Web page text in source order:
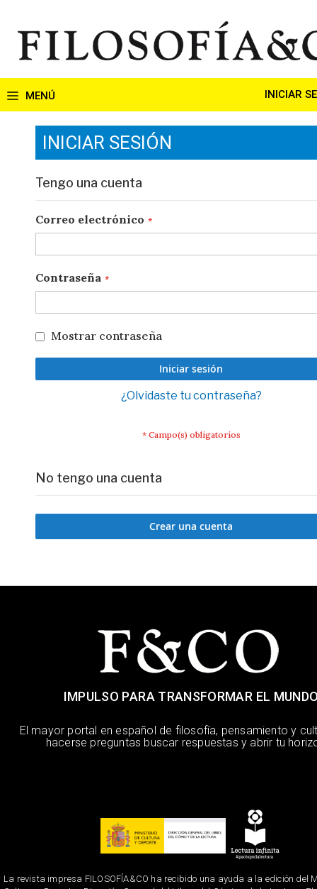
contenido
INICIAR
INICIAR SESIÓN
Tengo una cuenta
Correo electrónico
Contraseña
Mostrar contraseña
Iniciar sesión
¿Olvidaste tu contraseña?
No tengo una cuenta
Crear una cuenta
IMPULSO PARA TRANSFORMAR EL
El mayor portal en español de filosofía, pensamiento y
hacerse preguntas buscar respuestas y abrir tu
La revista impresa FILOSOFÍA&CO ha recibido una ayuda a la edición del